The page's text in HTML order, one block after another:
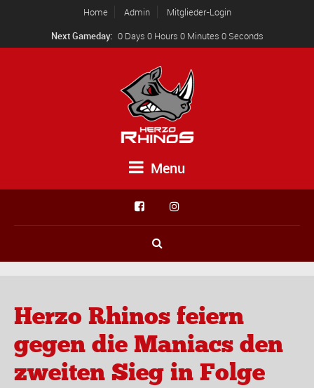
Home Admin
Mitglieder-Login
Next Gameday: 0 Days 0 Hours 0 Minutes 0 Seconds
Menu
Herzo Rhinos feiern
gegen die Maniacs den
zweiten Sieg in Folge